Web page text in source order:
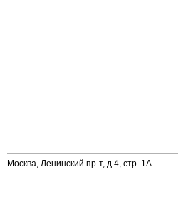
Москва, Ленинский пр-т, д.4, стр. 1А